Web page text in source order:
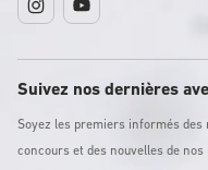
InstagramYouTube
Suivez nos dernières
Soyez les premiers informés des
concours et des nouvelles de nos